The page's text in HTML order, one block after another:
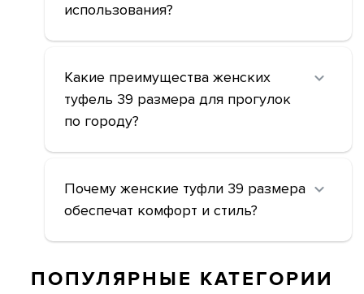
использования?
Какие преимущества женских
туфель 39 размера для прогулок
по городу?
Почему женские туфли 39 размера
обеспечат комфорт и стиль?
ПОПУЛЯРНЫЕ КАТЕГОРИИ